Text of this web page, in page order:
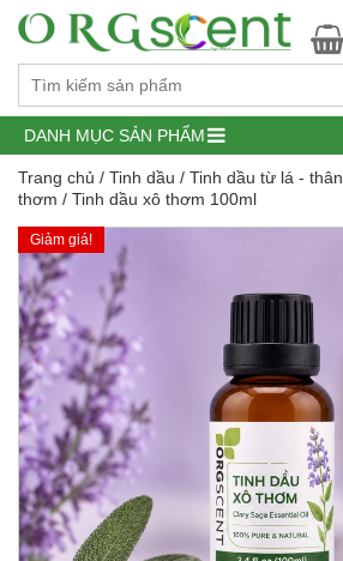
DANH MỤC SẢN PHẨM
Trang chủ / Tinh dầu / Tinh dầu từ lá - thân
thơm / Tinh dầu xô thơm 100ml
Giảm giá!